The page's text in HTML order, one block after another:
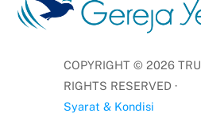
COPYRIGHT © 2026
RIGHTS RESERVED ·
Syarat & Kondisi